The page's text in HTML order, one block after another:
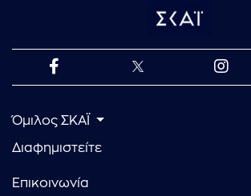
Όμιλος ΣΚΑΪ
Διαφημιστείτε
Επικοινωνία